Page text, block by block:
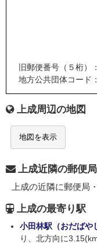
旧郵便番号（５桁）
地方公共団体コード
上成周辺の地図
地図を表示
上成近隣の郵便
上成の近隣に郵便局
上成の最寄り駅
小田林駅（おだばや
り、北方向に